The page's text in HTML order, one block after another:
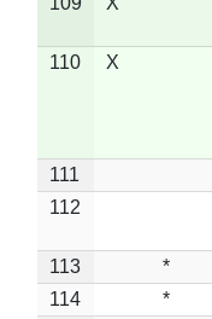
110 X
111
112
113
*
114
*